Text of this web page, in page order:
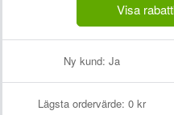
Visa
Ny kund: Ja
Lägsta ordervärde: 0 kr